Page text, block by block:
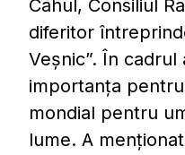
Cahul, Consiliul
diferitor
Veșnic”. În
importanța
mondial pentru
lume. A